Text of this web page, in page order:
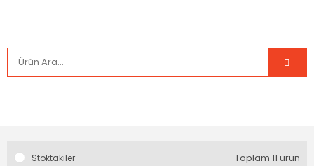
Stoktakiler Toplam 11 ürün